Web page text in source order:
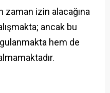
izin alacağına
ancak bu
hem de